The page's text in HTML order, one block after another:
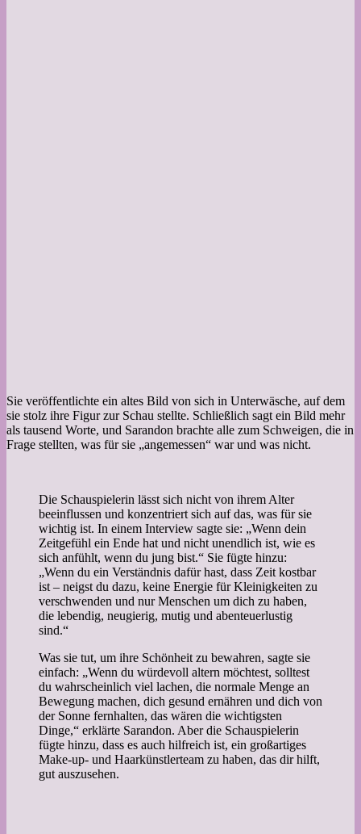
Sie veröffentlichte ein altes Bild von sich in Unterwäsche, auf dem
sie stolz ihre Figur zur Schau stellte. Schließlich sagt ein Bild mehr
als tausend Worte, und Sarandon brachte alle zum Schweigen, die in
Frage stellten, was für sie „angemessen“ war und was nicht.
Die Schauspielerin lässt sich nicht von ihrem Alter
beeinflussen und konzentriert sich auf das, was für sie
wichtig ist. In einem Interview sagte sie: „Wenn dein
Zeitgefühl ein Ende hat und nicht unendlich ist, wie es
sich anfühlt, wenn du jung bist.“ Sie fügte hinzu:
„Wenn du ein Verständnis dafür hast, dass Zeit kostbar
ist – neigst du dazu, keine Energie für Kleinigkeiten zu
verschwenden und nur Menschen um dich zu haben,
die lebendig, neugierig, mutig und abenteuerlustig
sind.“
Was sie tut, um ihre Schönheit zu bewahren, sagte sie
einfach: „Wenn du würdevoll altern möchtest, solltest
du wahrscheinlich viel lachen, die normale Menge an
Bewegung machen, dich gesund ernähren und dich von
der Sonne fernhalten, das wären die wichtigsten
Dinge,“ erklärte Sarandon. Aber die Schauspielerin
fügte hinzu, dass es auch hilfreich ist, ein großartiges
Make-up- und Haarkünstlerteam zu haben, das dir hilft,
gut auszusehen.